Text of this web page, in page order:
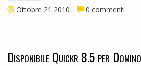
Ottobre 21 2010 0 commenti
Disponibile Quickr 8.5 per Domino